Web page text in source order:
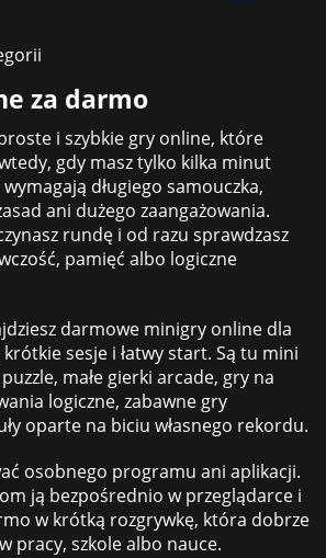
za darmo
i szybkie gry online, które
gdy masz tylko kilka minut
długiego samouczka,
ani dużego zaangażowania.
rundę i od razu sprawdzasz
pamięć albo logiczne
darmowe minigry online dla
sesje i łatwy start. Są tu mini
małe gierki arcade, gry na
logiczne, zabawne gry
oparte na biciu własnego rekordu.
osobnego programu ani aplikacji.
ją bezpośrednio w przeglądarce i
w krótką rozgrywkę, która dobrze
pracy, szkole albo nauce.